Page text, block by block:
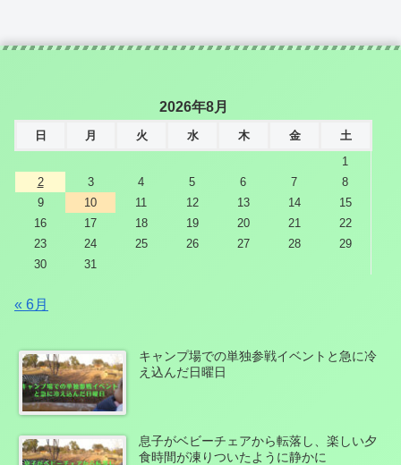
2026年8月
日 月 火 水 木 金
土
1
2
3 4 5 6 7
8
9
10 11 12 13 14
15
16
17 18 19 20 21
22
23
24 25 26 27 28
29
30
31
« 6月
キャンプ場での単独参戦イベントと急に冷
え込んだ日曜日
息子がベビーチェアから転落し、楽しい夕
食時間が凍りついたように静かに